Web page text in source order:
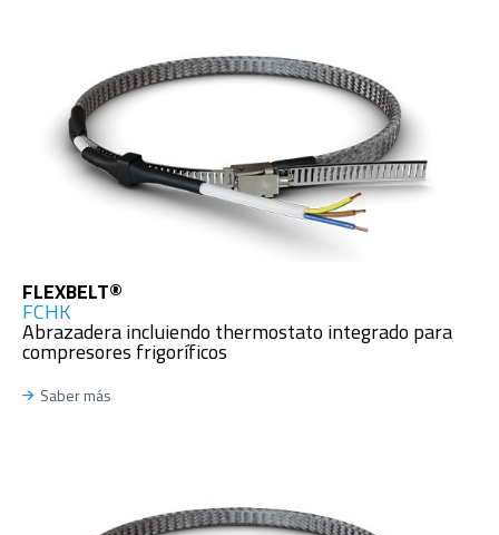
FLEXBELT®
FCHK
Abrazadera incluiendo thermostato integrado para
compresores frigoríficos
Saber más